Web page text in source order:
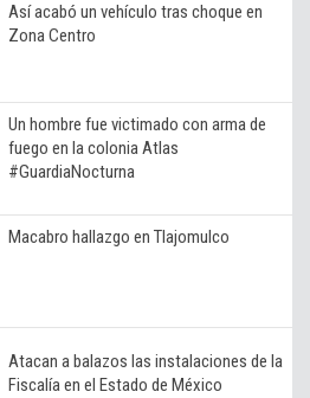
Así acabó un vehículo tras choque en
Zona Centro
Un hombre fue victimado con arma de
fuego en la colonia Atlas
#GuardiaNocturna
Macabro hallazgo en Tlajomulco
Atacan a balazos las instalaciones de la
Fiscalía en el Estado de México